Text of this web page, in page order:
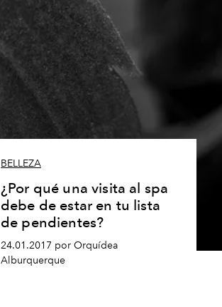
BELLEZA
¿Por qué una visita al spa
debe de estar en tu lista
de pendientes?
24.01.2017 por Orquídea
Alburquerque